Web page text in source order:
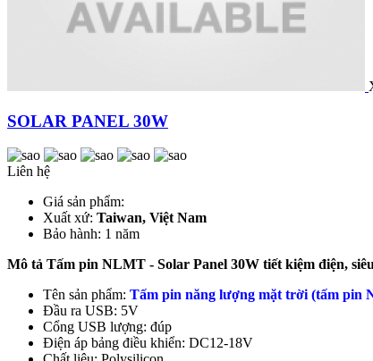
SOLAR PANEL 30W
Liên hệ
Giá sản phẩm:
Xuất xứ: Taiwan, Việt Nam
Bảo hành: 1 năm
Mô tả Tấm pin NLMT - Solar Panel 30W tiết kiệm điện,
Tên sản phẩm: Tấm pin năng lượng mặt trời (tấm pin
Đầu ra USB: 5V
Cổng USB lượng: đúp
Điện áp bảng điều khiển: DC12-18V